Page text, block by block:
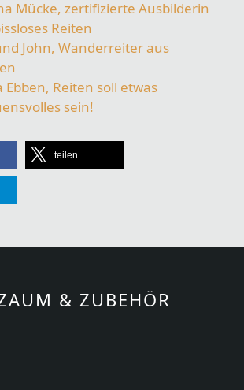
Mücke, zertifizierte Ausbilderin
Reiten
John, Wanderreiter aus
Ebben, Reiten soll etwas
sein!
teilen
& ZUBEHÖR